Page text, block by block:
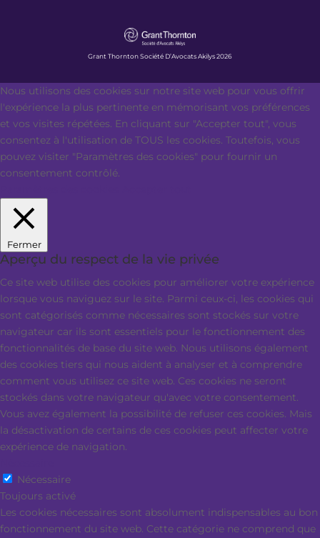
Grant Thornton Société D’Avocats Akilys 2026
Nous utilisons des cookies sur notre site web pour vous offrir
l'expérience la plus pertinente en mémorisant vos préférences
et vos visites répétées. En cliquant sur "Accepter tout", vous
consentez à l'utilisation de TOUS les cookies. Toutefois, vous
pouvez visiter "Paramètres des cookies" pour fournir un
consentement contrôlé.
Fermer
Aperçu du respect de la vie privée
Ce site web utilise des cookies pour améliorer votre expérience
lorsque vous naviguez sur le site. Parmi ceux-ci, les cookies qui
sont catégorisés comme nécessaires sont stockés sur votre
navigateur car ils sont essentiels pour le fonctionnement des
fonctionnalités de base du site web. Nous utilisons également
des cookies tiers qui nous aident à analyser et à comprendre
comment vous utilisez ce site web. Ces cookies ne seront
stockés dans votre navigateur qu'avec votre consentement.
Vous avez également la possibilité de refuser ces cookies. Mais
la désactivation de certains de ces cookies peut affecter votre
expérience de navigation.
Nécessaire
Toujours activé
Les cookies nécessaires sont absolument indispensables au bon
fonctionnement du site web. Cette catégorie ne comprend que